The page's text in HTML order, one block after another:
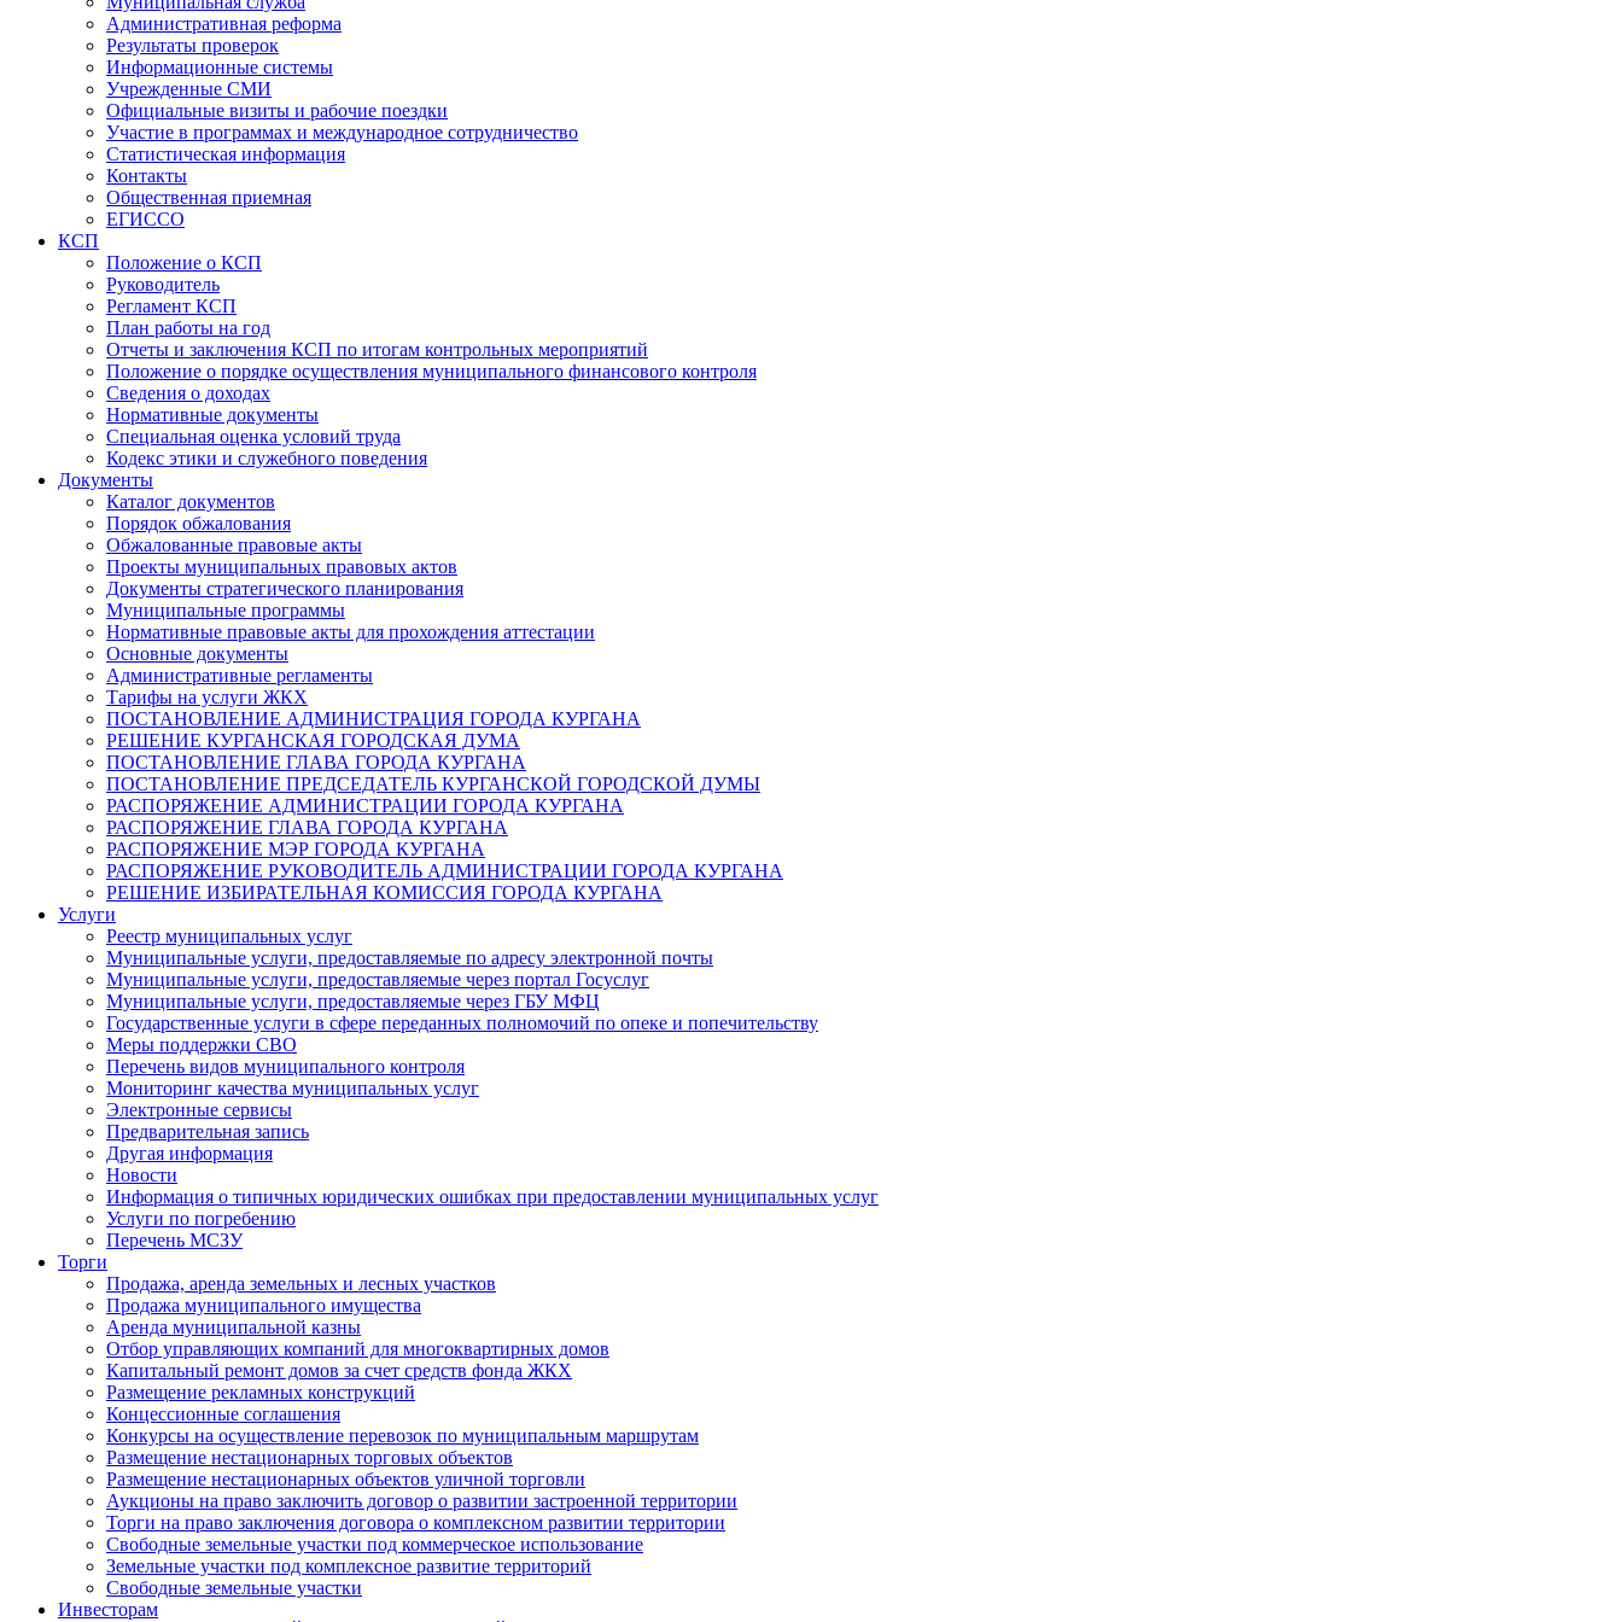
Административная реформа
Результаты проверок
Информационные системы
Учрежденные СМИ
Официальные визиты и рабочие поездки
Участие в программах и международное сотрудничество
Статистическая информация
Контакты
Общественная приемная
ЕГИССО
КСП
Положение о КСП
Руководитель
Регламент КСП
План работы на год
Отчеты и заключения КСП по итогам контрольных мероприятий
Положение о порядке осуществления муниципального финансового контроля
Сведения о доходах
Нормативные документы
Специальная оценка условий труда
Кодекс этики и служебного поведения
Документы
Каталог документов
Порядок обжалования
Обжалованные правовые акты
Проекты муниципальных правовых актов
Документы стратегического планирования
Муниципальные программы
Нормативные правовые акты для прохождения аттестации
Основные документы
Административные регламенты
Тарифы на услуги ЖКХ
ПОСТАНОВЛЕНИЕ АДМИНИСТРАЦИЯ ГОРОДА КУРГАНА
РЕШЕНИЕ КУРГАНСКАЯ ГОРОДСКАЯ ДУМА
ПОСТАНОВЛЕНИЕ ГЛАВА ГОРОДА КУРГАНА
ПОСТАНОВЛЕНИЕ ПРЕДСЕДАТЕЛЬ КУРГАНСКОЙ ГОРОДСКОЙ ДУМЫ
РАСПОРЯЖЕНИЕ АДМИНИСТРАЦИИ ГОРОДА КУРГАНА
РАСПОРЯЖЕНИЕ ГЛАВА ГОРОДА КУРГАНА
РАСПОРЯЖЕНИЕ МЭР ГОРОДА КУРГАНА
РАСПОРЯЖЕНИЕ РУКОВОДИТЕЛЬ АДМИНИСТРАЦИИ ГОРОДА КУРГАНА
РЕШЕНИЕ ИЗБИРАТЕЛЬНАЯ КОМИССИЯ ГОРОДА КУРГАНА
Услуги
Реестр муниципальных услуг
Муниципальные услуги, предоставляемые по адресу электронной почты
Муниципальные услуги, предоставляемые через портал Госуслуг
Муниципальные услуги, предоставляемые через ГБУ МФЦ
Государственные услуги в сфере переданных полномочий по опеке и попечительству
Меры поддержки СВО
Перечень видов муниципального контроля
Мониторинг качества муниципальных услуг
Электронные сервисы
Предварительная запись
Другая информация
Новости
Информация о типичных юридических ошибках при предоставлении муниципальных услуг
Услуги по погребению
Перечень МСЗУ
Торги
Продажа, аренда земельных и лесных участков
Продажа муниципального имущества
Аренда муниципальной казны
Отбор управляющих компаний для многоквартирных домов
Капитальный ремонт домов за счет средств фонда ЖКХ
Размещение рекламных конструкций
Концессионные соглашения
Конкурсы на осуществление перевозок по муниципальным маршрутам
Размещение нестационарных торговых объектов
Размещение нестационарных объектов уличной торговли
Аукционы на право заключить договор о развитии застроенной территории
Торги на право заключения договора о комплексном развитии территории
Свободные земельные участки под коммерческое использование
Земельные участки под комплексное развитие территорий
Свободные земельные участки
Инвесторам